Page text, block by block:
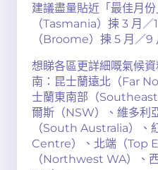
建議盡量貼近「最佳月
（Tasmania）揀 3 月／
（Broome）揀 5 月／
想睇各區更詳細嘅氣候
南：昆士蘭遠北（Far
士蘭東南部（
爾斯（NSW）、維多利
（South Australia）、
Centre）、北端（Top
（Northwest WA）、